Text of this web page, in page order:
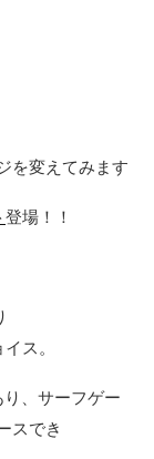
を変えてみます
登場！！
ス。
、サーフゲー
スでき